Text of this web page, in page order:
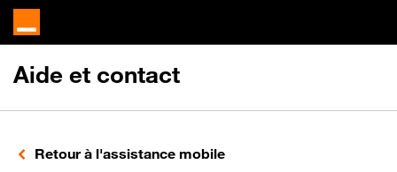
Aide et contact
Retour à l'assistance mobile